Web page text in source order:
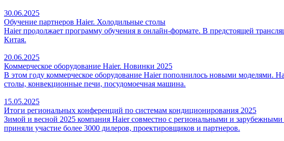
30.06.2025
Обучение партнеров Haier. Холодильные столы
Haier продолжает программу обучения в онлайн-формате. В предстоящей
Китая.
20.06.2025
Коммерческое оборудование Haier. Новинки 2025
В этом году коммерческое оборудование Haier пополнилось новыми
столы, конвекционные печи, посудомоечная машина.
15.05.2025
Итоги региональных конференций по системам кондиционирования 2025
Зимой и весной 2025 компания Haier совместно с региональными и
приняли участие более 3000 дилеров, проектировщиков и партнеров.